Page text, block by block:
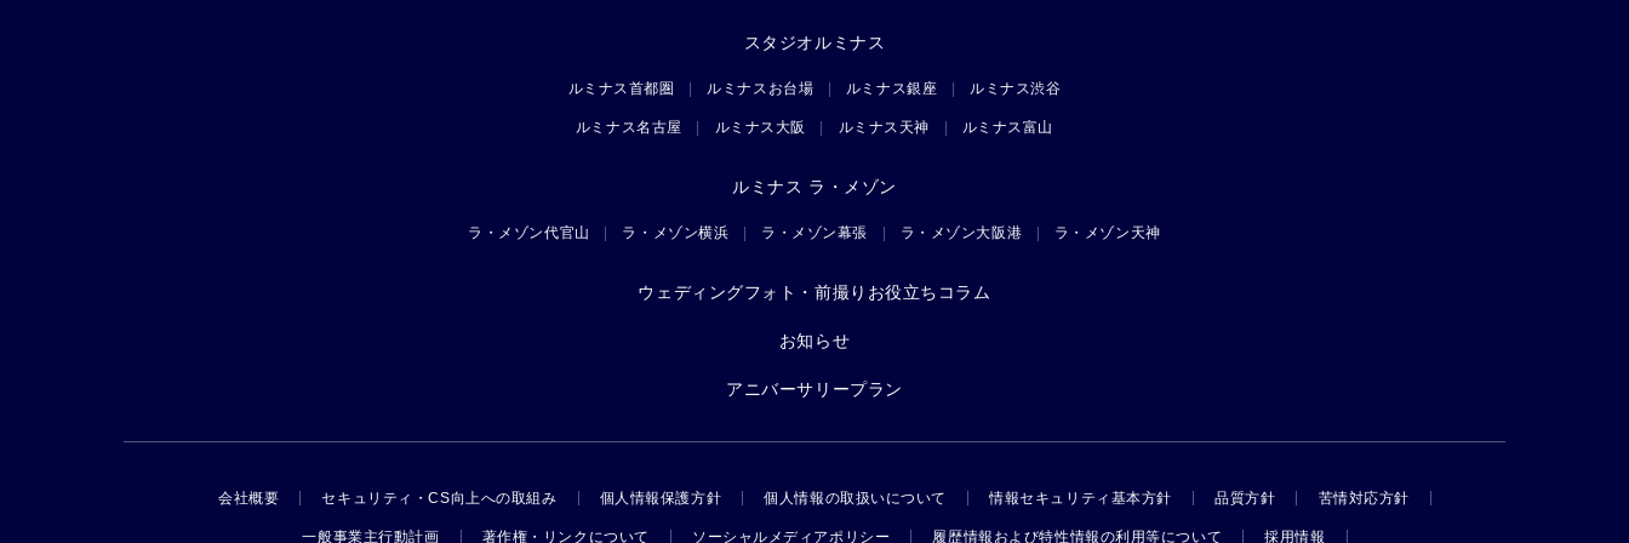
スタジオルミナス
ルミナス首都圏 ルミナスお台場 ルミナス銀座 ルミナス渋谷
ルミナス名古屋 ルミナス大阪 ルミナス天神 ルミナス富山
ルミナス ラ・メゾン
ラ・メゾン代官山 ラ・メゾン横浜 ラ・メゾン幕張 ラ・メゾン大阪港 ラ・メゾン天神
ウェディングフォト・前撮りお役立ちコラム
お知らせ
アニバーサリープラン
会社概要 セキュリティ・CS向上への取組み 個人情報保護方針 個人情報の取扱いについて 情報セキュリティ基本方針 品質方針 苦情対応方針
一般事業主行動計画 著作権・リンクについて ソーシャルメディアポリシー 履歴情報および特性情報の利用等について 採用情報